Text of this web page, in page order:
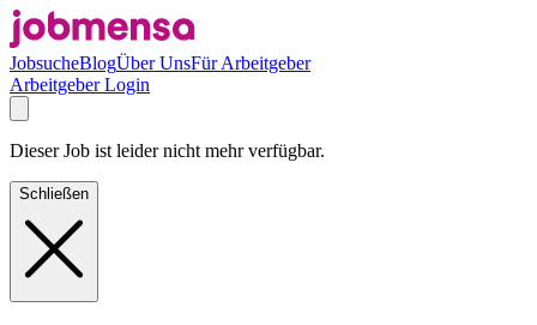
JobsucheBlogÜber UnsFür Arbeitgeber
Arbeitgeber Login
Dieser Job ist leider nicht mehr verfügbar.
Schließen